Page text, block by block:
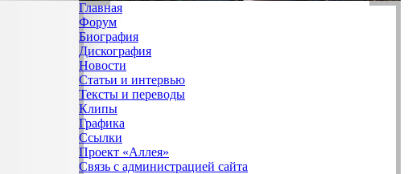
Главная
Форум
Биография
Дискография
Новости
Статьи и интервью
Тексты и переводы
Клипы
Графика
Ссылки
Проект «Аллея»
Связь с администрацией сайта